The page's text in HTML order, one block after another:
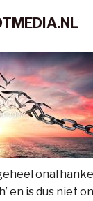
en is dus niet